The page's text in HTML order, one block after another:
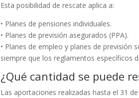
Esta posibilidad de rescate aplica a:
• Planes de pensiones individuales.
• Planes de previsión asegurados (PPA).
• Planes de empleo y planes de previsión
siempre que los reglamentos específicos
¿Qué cantidad se puede
Las aportaciones realizadas hasta el 31